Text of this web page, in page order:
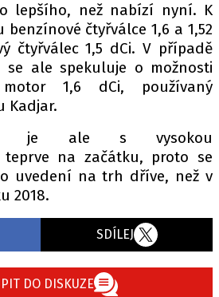
serveru autoroad.cz je
GROUP s.r.o., IČ: 118 23 054
lepšího, než nabízí nyní. K
čtyřválce 1,6 a 1,52
čtyřválec 1,5 dCi. V případě
ale spekuluje o možnosti
1,6 dCi, používaný
Kadjar.
je ale s vysokou
teprve na začátku, proto se
uvedení na trh dříve, než v
2018.
SDÍLEJ
DO DISKUZE